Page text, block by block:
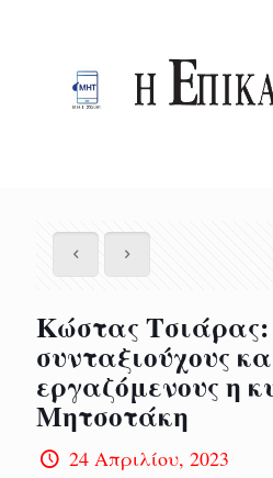
Κώστας Τσιάρας:
συνταξιούχους
εργαζόμενους η
Μητσοτάκη
24 Απριλίου, 2023